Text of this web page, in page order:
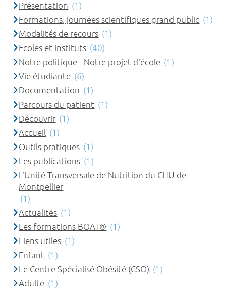
Présentation (1)
Formations, journées scientifiques grand public (1)
Modalités de recours (1)
Ecoles et instituts (40)
Notre politique - Notre projet d'école (1)
Vie étudiante (6)
Documentation (1)
Parcours du patient (1)
Découvrir (1)
Accueil (1)
Outils pratiques (1)
Les publications (1)
L'Unité Transversale de Nutrition du CHU de
Montpellier
(1)
Actualités (1)
Les formations BOAT® (1)
Liens utiles (1)
Enfant (1)
Le Centre Spécialisé Obésité (CSO) (1)
Adulte (1)